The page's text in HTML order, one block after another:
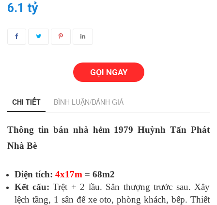
6.1 tỷ
GỌI NGAY
CHI TIẾT BÌNH LUẬN/ĐÁNH GIÁ
Thông tin bán nhà hẻm 1979 Huỳnh Tấn Phát
Nhà Bè
Diện tích: 4x17m = 68m2
Kết cấu: Trệt + 2 lầu. Sân thượng trước sau. Xây
lệch tầng, 1 sân để xe oto, phòng khách, bếp. Thiết